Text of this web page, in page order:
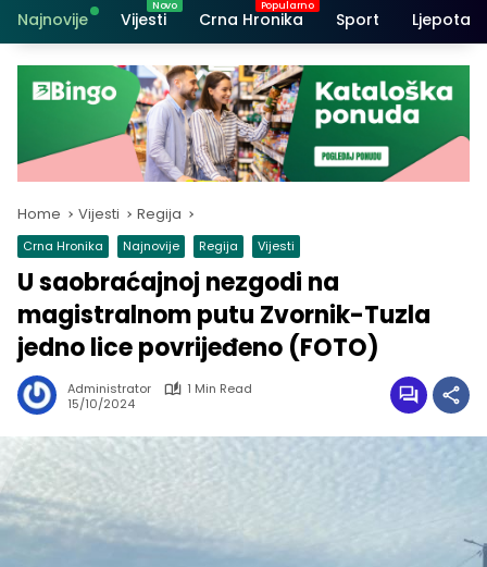
Najnovije Vijesti Crna Hronika Sport Ljepota i
Home Vijesti Regija
Crna Hronika Najnovije Regija Vijesti
U saobraćajnoj nezgodi na
magistralnom putu Zvornik-Tuzla
jedno lice povrijeđeno (FOTO)
Administrator
1 Min Read
15/10/2024